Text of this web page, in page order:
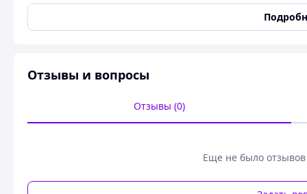
Одобрен Lloyd’s Reg., Bureau Veritas, Det Norske Veritas,
Отзывы и вопросы
Отзывы (0)
Еще не было отзывов